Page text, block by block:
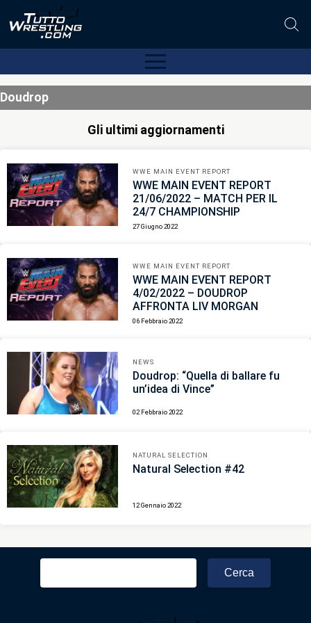
Doudrop
Gli ultimi aggiornamenti
WWE MAIN EVENT REPORT
WWE MAIN EVENT REPORT
21/06/2022 – MATCH PER IL
24/7 CHAMPIONSHIP
27 Giugno 2022
WWE MAIN EVENT REPORT
WWE MAIN EVENT REPORT
4/02/2022 – DOUDROP
AFFRONTA LIV MORGAN
06 Febbraio 2022
NEWS
Doudrop: “Quella di ballare fu
un’idea di Vince”
02 Febbraio 2022
NATURAL SELECTION
Natural Selection #42
12 Gennaio 2022
Ricerca